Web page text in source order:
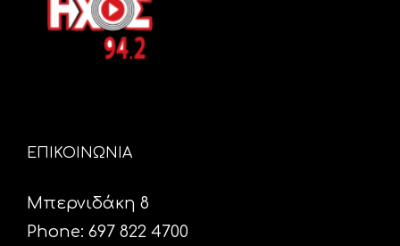
ΕΠΙΚΟΙΝΩΝΙΑ
Μπερνιδάκη 8
Phone: 697 822 4700